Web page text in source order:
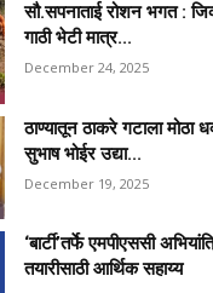
सौ.सपनाताई रोशन भगत :
गाठी भेटी मात्र...
December 24, 2025
ठाण्यातून ठाकरे गटाला मोठा
सुभाष भोईर उद्या...
December 19, 2025
‘बार्टी’तर्फे एमपीएससी
तयारीसाठी आर्थिक सहाय्य